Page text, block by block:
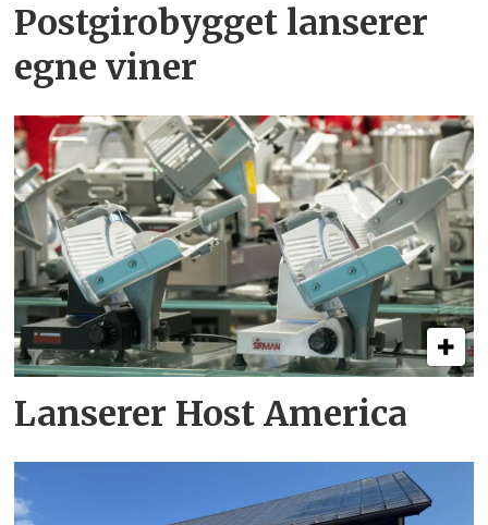
Postgirobygget lanserer
egne viner
Lanserer Host America